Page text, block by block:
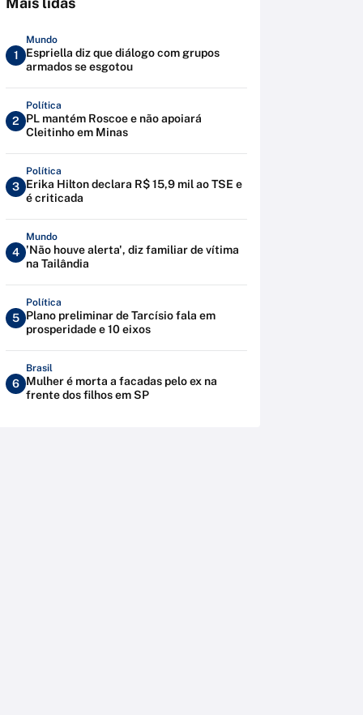
1
Mundo
Espriella diz que diálogo com grupos
armados se esgotou
2
Política
PL mantém Roscoe e não apoiará
Cleitinho em Minas
3
Política
Erika Hilton declara R$ 15,9 mil ao TSE e
é criticada
4
Mundo
'Não houve alerta', diz familiar de vítima
na Tailândia
5
Política
Plano preliminar de Tarcísio fala em
prosperidade e 10 eixos
6
Brasil
Mulher é morta a facadas pelo ex na
frente dos filhos em SP